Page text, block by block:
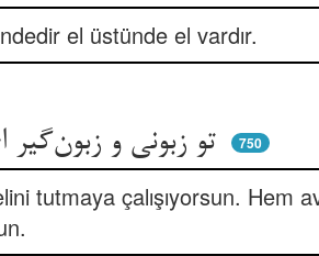
el üstünde el vardır.
750
tutmaya çalışıyorsun. Hem